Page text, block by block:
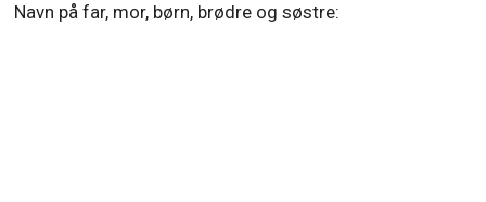
Navn på far, mor, børn, brødre og søstre: